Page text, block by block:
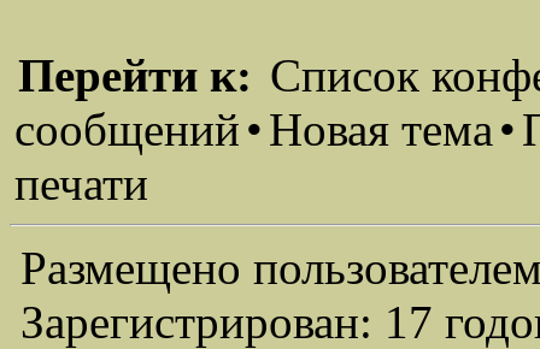
Перейти к: Список
сообщений•Новая тема•
печати
Размещено
Зарегистрирован: 17